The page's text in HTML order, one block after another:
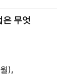
은 무엇
),